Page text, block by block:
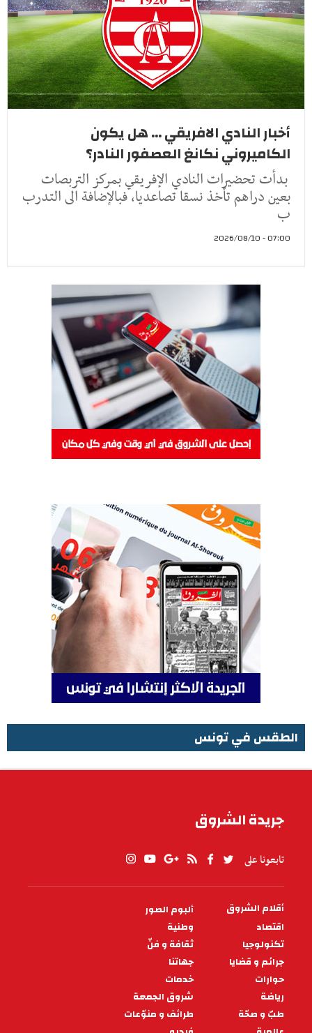
أخبار النادي الافريقي ... هل يكون
الكاميروني نكانغ العصفور النادر؟
بدأت تحضيرات النادي الإفريقي بمركز التربصات
بعين دراهم تأخذ نسقا تصاعديا، فبالإضافة الى التدرب
ب
07:00 - 2026/08/10
الطقس في تونس
جريدة الشروق
تابعونا على
PIED
DE
PAGE
أقلام الشروق
ألبوم الصور
اقتصاد
وطنية
تكنولوجيا
ثقافة و فنّ
جرائم و قضايا
جهاتنا
حوارات
خدمات
رياضة
شروق الجمعة
طبّ و صحّة
طرائف و منوّعات